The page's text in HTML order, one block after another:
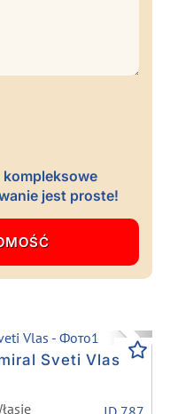
kompleksowe
jest proste!
Next
Sveti Vlas